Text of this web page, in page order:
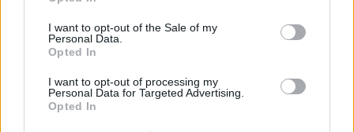
use your data for below specified purposes in below Google
consent section.
I want to opt-out of the Sale of my
Personal Data.
Opted In
I want to opt-out of processing my
Personal Data for Targeted Advertising.
Opted In
βρίσκεται στο να να εξαφανιστούν τα κινητά από
την καθημερινότητα, αλλά στο να τεθούν κάποια
όρια. Μερικές απλές συνήθειες μπορούν να
ενισχύσουν την οικογενειακή επικοινωνία, όπως το